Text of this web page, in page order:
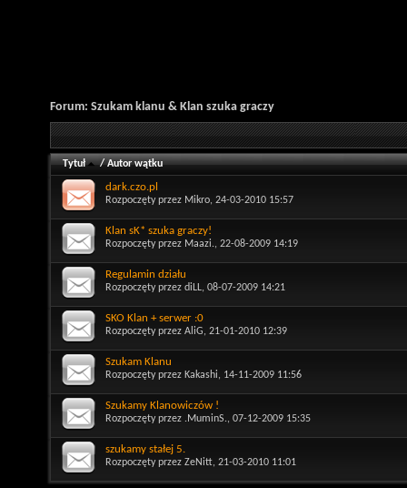
Forum: Szukam klanu & Klan szuka graczy
Tytuł /Autor wątku
dark.czo.pl
Rozpoczęty przez Mikro, 24-03-2010 15:57
Klan sK* szuka graczy!
Rozpoczęty przez Maazi., 22-08-2009 14:19
Regulamin działu
Rozpoczęty przez diLL, 08-07-2009 14:21
SKO Klan + serwer :0
Rozpoczęty przez AliG, 21-01-2010 12:39
Szukam Klanu
Rozpoczęty przez Kakashi, 14-11-2009 11:56
Szukamy Klanowiczów !
Rozpoczęty przez .MuminS., 07-12-2009 15:35
szukamy stałej 5.
Rozpoczęty przez ZeNitt, 21-03-2010 11:01